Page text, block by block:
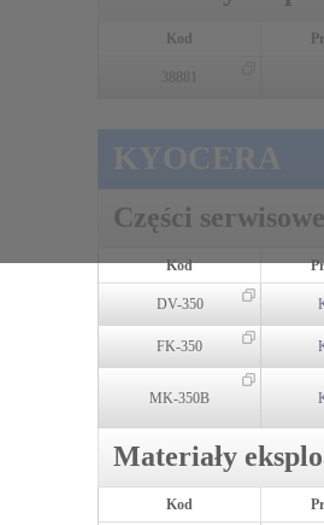
Kod
KYOCERA
Części serwisowe
Kod
DV-350
FK-350
MK-350B
Materiały
Kod